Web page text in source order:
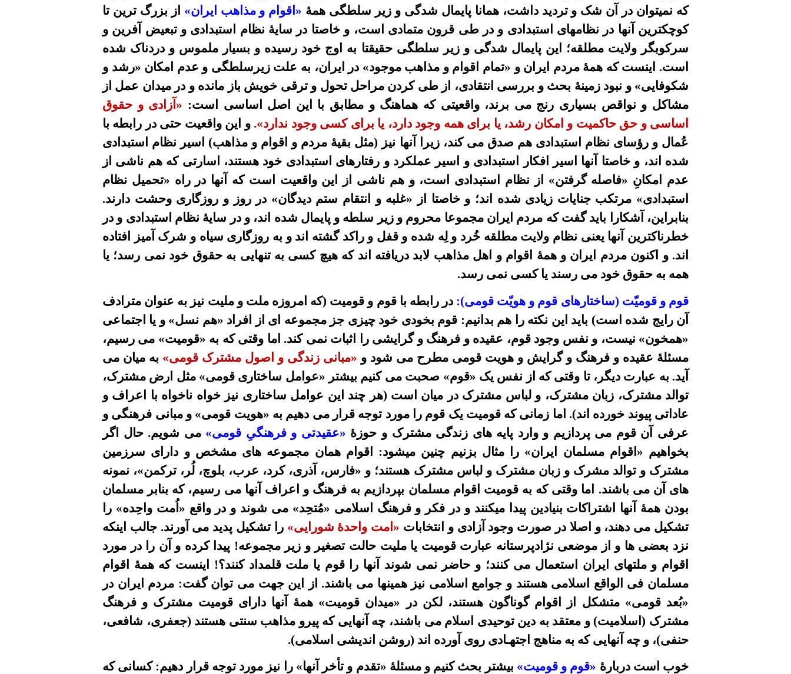
که نمیتوان در آن شک و ترديد داشت، همانا پايمال شدگى و زیر سلطگی همۀ « اقوام و مذاهب ايران» از بزرگ ترين تا
کوچکترين آنها در نظامهای استبدادى و در طى قرون متمادی است، و خاصتا در سايۀ نظام استبدادى و تبعيض آفرين و
سرکوبگر ولایت مطلقه؛ اين پایمال شدگی و زیر سلطگی حقیقتا به اوج خود رسیده و بسیار ملموس و دردناک شده
است. اینست که همۀ مردم ايران و «تمام اقوام و مذاهب موجود» در ايران، به علت زیرسلطگی و عدم امکان «رشد و
شکوفايى» و نبود زمينۀ بحث و بررسى انتقادى، از طى کردن مراحل تحول و ترقی خویش باز مانده و در ميدان عمل از
مشاکل و نواقص بسيارى رنج می برند، واقعیتی که هماهنگ و مطابق با اين اصل اساسی است: «آزادى و حقوق
اساسى و حق حاکميت و امکان رشد، يا براى همه وجود دارد، يا براى کسى وجود ندارد».و اين واقعيت حتى در رابطه با
عُمال و رؤسای نظام استبدادى هم صدق می کند، زيرا آنها نیز (مثل بقیۀ مردم و اقوام و مذاهب) اسير نظام استبدادی
شده اند، و خاصتا آنها اسير افکار استبدادى و اسير عملکرد و رفتارهاى استبدادى خود هستند، اسارتی که هم ناشی از
عدم امکانِ «فاصله گرفتن» از نظام استبدادی است، و هم ناشى از این واقعیت است که آنها در راه «تحمیل نظام
استبدادى» مرتکب جنايات زيادى شده اند؛ و خاصتا از «غلبه و انتقام ستم ديدگان» در روز و روزگاری وحشت دارند.
بنابراين، آشکارا باید گفت که مردم ايران مجموعا محروم و زیر سلطه و پايمال شده اند، و در سايۀ نظام استبدادى و در
خطرناکترين آنها یعنی نظام ولایت مطلقه خُرد و لِه شده و قفل و راکد گشته اند و به روزگاری سياه و شرک آمیز
افتاده
اند. و اکنون مردم ايران و همۀ اقوام و اهلمذاهب لابد دریافته اند که هیچ کسى به تنهايى به حقوق خود نمى رسد؛ يا
همه به حقوق خود می رسند يا کسى نمی رسد.
قوم و قومیّت (ساختارهای قوم و هویّت قومی): در رابطه باقوم و قوميت (که امروزه ملت و ملیت نیز به عنوان مترادف
آن رایج شده است) بايد اين نکته را هم بدانیم: قوم بخودى خود چيزى جز مجموعه اى از افراد «هم نسل» و یا اجتماعى
«همخون» نيست، و نفس وجود قوم، عقيده و فرهنگ و گرايشى را اثبات نمی کند. اما وقتی که به «قومیت» می رسيم،
مسئلۀ عقيده و فرهنگ و گرايش و هویت قومی مطرح می شود و «مبانی زندگى و اصول مشترک قومى» به میان می
آيد. به عبارت ديگر، تا وقتی که از نفس یک «قوم» صحبت می کنيم بيشتر «عوامل ساختارى قومی» مثل ارض مشترک،
توالد مشترک، زبان مشترک، و لباس مشترک در ميان است (هر چند این عوامل ساختاری نیز خواه ناخواه با اعراف و
عاداتی پیوند خورده اند). اما زمانی که قوميت یک قوم را مورد توجه قرار می دهیم به «هويت قومی» و مبانی فرهنگى و
عرفى آن قوم می پردازیم و وارد پايه هاى زندگى مشترک و حوزۀ «عقیدتی و فرهنگیِ قومی»می شویم.حال اگر
بخواهيم «اقوام مسلمان ايران» را مثال بزنیم چنین میشود: اقوام همان مجموعه هاى مشخص و دارای سرزمین
مشترک و توالد مشرک و زبان مشترک و لباس مشترک هستند؛ و «فارس، آذرى، کرد، عرب، بلوچ، لُر، ترکمن»، نمونه
هاى آن می باشند. اما وقتى که به قوميت اقوام مسلمان بپردازيم به فرهنگ و اعراف آنها می رسيم، که بنابر مسلمان
بودن همۀ آنها اشتراکات بنیادین پیدا میکنند و در فکر و فرهنگ اسلامى «مُتحِد» می شوند و در واقع «اُمت واحِده» را
تشکیل می دهند، و اصلا در صورت وجود آزادی و انتخابات «امت واحدۀ شورایی»را تشکیل پدید می آورند. جالب اینکه
نزد بعضی ها و از موضعی نژادپرستانه عبار ت قومیت یا ملیت حالت تصغیر و زیر مجموعه! پیدا کرده و آن را در مورد
اقوام و ملتهای ایران استعمال می کنند؛ و حاضر نمی شوند آنها را قوم یا ملت قلمدادکنند؟! اینست کههمۀ
اقوام
مسلمان فى الواقع اسلامى هستند و جوامع اسلامى نیز همينها می باشند. از این جهت می توان گفت: مردم ايران در
«بُعد قومی» متشکل از اقوام گوناگون هستند، لکن در «میدان قومیت» همۀ آنها دارای قومیت مشترک و فرهنگ
مشترک (اسلامیت) و معتقد به دين توحیدی اسلام می باشند، چه آنهایی که پیرو مذاهب سنتى هستند (جعفری، شافعی،
حنفی)، و چه آنهایی که به مناهج اجتهـادی روی آورده اند (روشن انديشى اسلامى).
خوب است در بارۀ «قوم و قوميت» بيشتر بحث کنيم و مسئلۀ «تقدم و تأخر آنها» را نیز مورد توجه قرار دهيم: کسانى که